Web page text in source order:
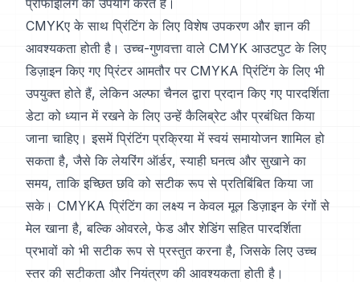
प्रोफाइलिंग का उपयोग करते हैं।
CMYKए के साथ प्रिंटिंग के लिए विशेष उपकरण और ज्ञान की
आवश्यकता होती है। उच्च-गुणवत्ता वाले CMYK आउटपुट के लिए
डिज़ाइन किए गए प्रिंटर आमतौर पर CMYKA प्रिंटिंग के लिए भी
उपयुक्त होते हैं, लेकिन अल्फा चैनल द्वारा प्रदान किए गए पारदर्शिता
डेटा को ध्यान में रखने के लिए उन्हें कैलिब्रेट और प्रबंधित किया
जाना चाहिए। इसमें प्रिंटिंग प्रक्रिया में स्वयं समायोजन शामिल हो
सकता है, जैसे कि लेयरिंग ऑर्डर, स्याही घनत्व और सुखाने का
समय, ताकि इच्छित छवि को सटीक रूप से प्रतिबिंबित किया जा
सके। CMYKA प्रिंटिंग का लक्ष्य न केवल मूल डिज़ाइन के रंगों से
मेल खाना है, बल्कि ओवरले, फेड और शेडिंग सहित पारदर्शिता
प्रभावों को भी सटीक रूप से प्रस्तुत करना है, जिसके लिए उच्च
स्तर की सटीकता और नियंत्रण की आवश्यकता होती है।